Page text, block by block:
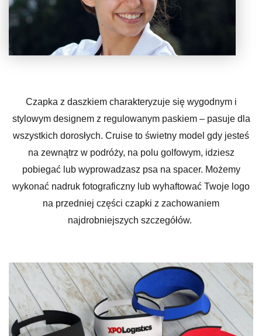
Czapka z daszkiem charakteryzuje się wygodnym i
stylowym designem z regulowanym paskiem – pasuje dla
wszystkich dorosłych. Cruise to świetny model gdy jesteś
na zewnątrz w podróży, na polu golfowym, idziesz
pobiegać lub wyprowadzasz psa na spacer. Możemy
wykonać nadruk fotograficzny lub wyhaftować Twoje logo
na przedniej części czapki z zachowaniem
najdrobniejszych szczegółów.